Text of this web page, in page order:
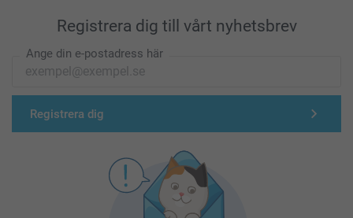
Registrera dig till vårt nyhetsbrev
Ange din e-postadress här
Registrera dig